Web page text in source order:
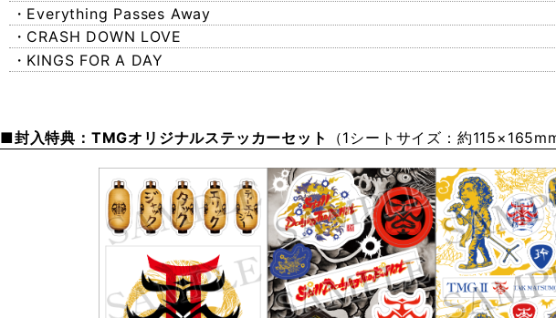
・Everything Passes Away
・CRASH DOWN LOVE
・KINGS FOR A DAY
■封入特典：TMGオリジナルステッカーセット （1シートサイズ：約